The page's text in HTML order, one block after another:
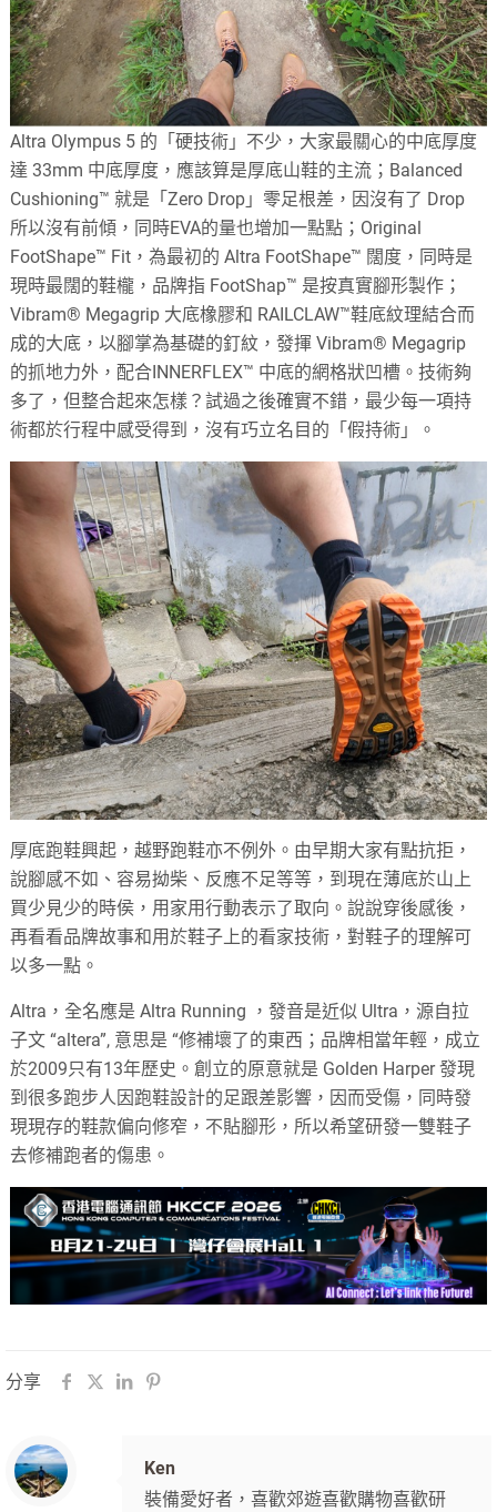
Altra Olympus 5 的「硬技術」不少，大家最關心的中底厚度
達 33mm 中底厚度，應該算是厚底山鞋的主流；Balanced
Cushioning™ 就是「Zero Drop」零足根差，因沒有了 Drop
所以沒有前傾，同時EVA的量也增加一點點；Original
FootShape™ Fit，為最初的 Altra FootShape™ 闊度，同時是
現時最闊的鞋櫳，品牌指 FootShap™ 是按真實腳形製作；
Vibram® Megagrip 大底橡膠和 RAILCLAW™鞋底紋理結合而
成的大底，以腳掌為基礎的釘紋，發揮 Vibram® Megagrip
的抓地力外，配合INNERFLEX™ 中底的網格狀凹槽。技術夠
多了，但整合起來怎樣？試過之後確實不錯，最少每一項持
術都於行程中感受得到，沒有巧立名目的「假持術」。
厚底跑鞋興起，越野跑鞋亦不例外。由早期大家有點抗拒，
說腳感不如、容易拗柴、反應不足等等，到現在薄底於山上
買少見少的時侯，用家用行動表示了取向。說說穿後感後，
再看看品牌故事和用於鞋子上的看家技術，對鞋子的理解可
以多一點。
Altra，全名應是 Altra Running ，發音是近似 Ultra，源自拉
子文 “altera”, 意思是 “修補壞了的東西；品牌相當年輕，成立
於2009只有13年歷史。創立的原意就是 Golden Harper 發現
到很多跑步人因跑鞋設計的足跟差影響，因而受傷，同時發
現現存的鞋款偏向修窄，不貼腳形，所以希望研發一雙鞋子
去修補跑者的傷患。
分享
Ken
裝備愛好者，喜歡郊遊喜歡購物喜歡研